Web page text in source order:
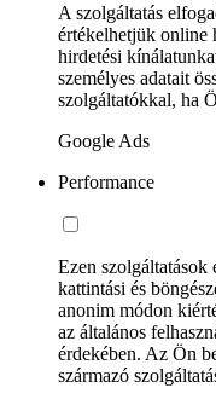
A szolgáltatás
értékelhetjük online
hirdetési
személyes adatait
szolgáltatókkal, ha
Google Ads
Performance
Ezen
kattintási és
anonim módon
az általános
érdekében. Az Ön
származó